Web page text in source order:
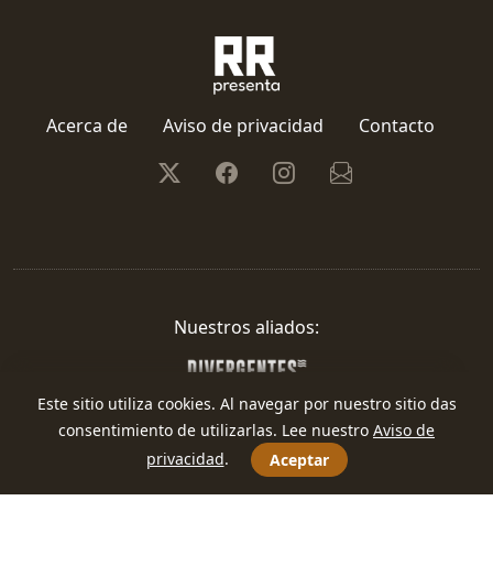
Acerca de Aviso de privacidad Contacto
Nuestros aliados:
Redacción Regional · 2026
Este sitio utiliza cookies. Al navegar por nuestro sitio das
consentimiento de utilizarlas. Lee nuestro Aviso de
privacidad. Aceptar